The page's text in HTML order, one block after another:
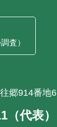
査）
郷914番地6
代表）